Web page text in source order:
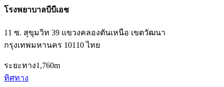
โรงพยาบาลบีบีเอช
11 ซ. สุขุมวิท 39 แขวงคลองตันเหนือ เขตวัฒนา
กรุงเทพมหานคร 10110 ไทย
ระยะทาง1,760m
ทิศทาง